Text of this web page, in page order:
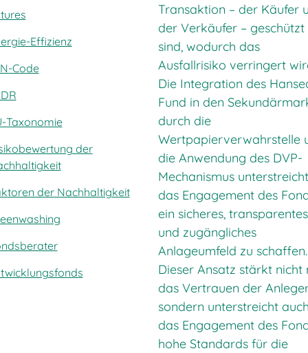
Effizienz
Code
Taxonomie
der
der Nachhaltigkeit
Transaktion – der Käufer
der Verkäufer – geschützt
sind, wodurch das
Ausfallrisiko verringert
Die Integration des
Fund in den
durch die
Wertpapierverwahrstelle
die Anwendung des DVP-
Mechanismus
das Engagement des
ein sicheres, transparentes
und zugängliches
Anlageumfeld zu schaffen.
Dieser Ansatz stärkt nicht
das Vertrauen der
sondern unterstreicht
das Engagement des
hohe Standards für die